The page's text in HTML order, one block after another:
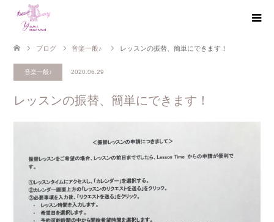
ブログ 音楽一般♪ レッスンの振替、簡単にできます！
音楽一般♪ 2020.06.29
レッスンの振替、簡単にできます！